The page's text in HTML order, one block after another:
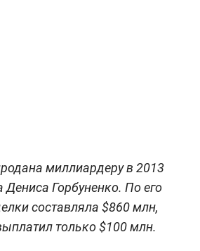
миллиардеру в 2013
Дениса Горбуненко. По его
составляла $860 млн,
только $100 млн.